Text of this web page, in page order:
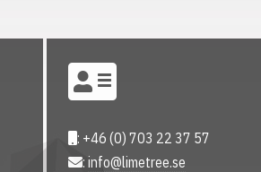
: +46 (0) 703 22 37 57
:info@limetree.se